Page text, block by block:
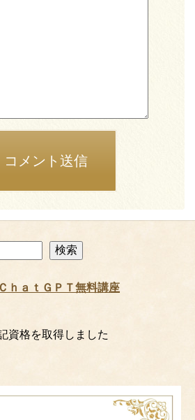
コメント送信
検索
ｈａｔＧＰＴ無料講座
資格を取得しました